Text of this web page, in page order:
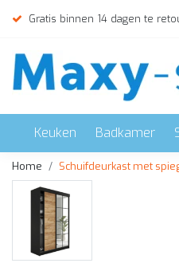
Gratis binnen 14 dagen te
Keuken Badkamer
Home Schuifdeurkast met